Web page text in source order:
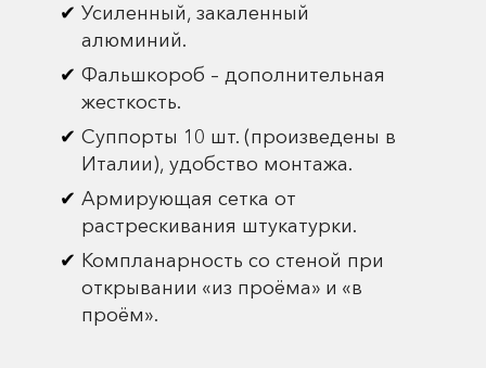
Усиленный, закаленный
алюминий.
Фальшкороб – дополнительная
жесткость.
Суппорты 10 шт. (произведены в
Италии), удобство монтажа.
Армирующая сетка от
растрескивания штукатурки.
Компланарность со стеной при
открывании «из проёма» и «в
проём».